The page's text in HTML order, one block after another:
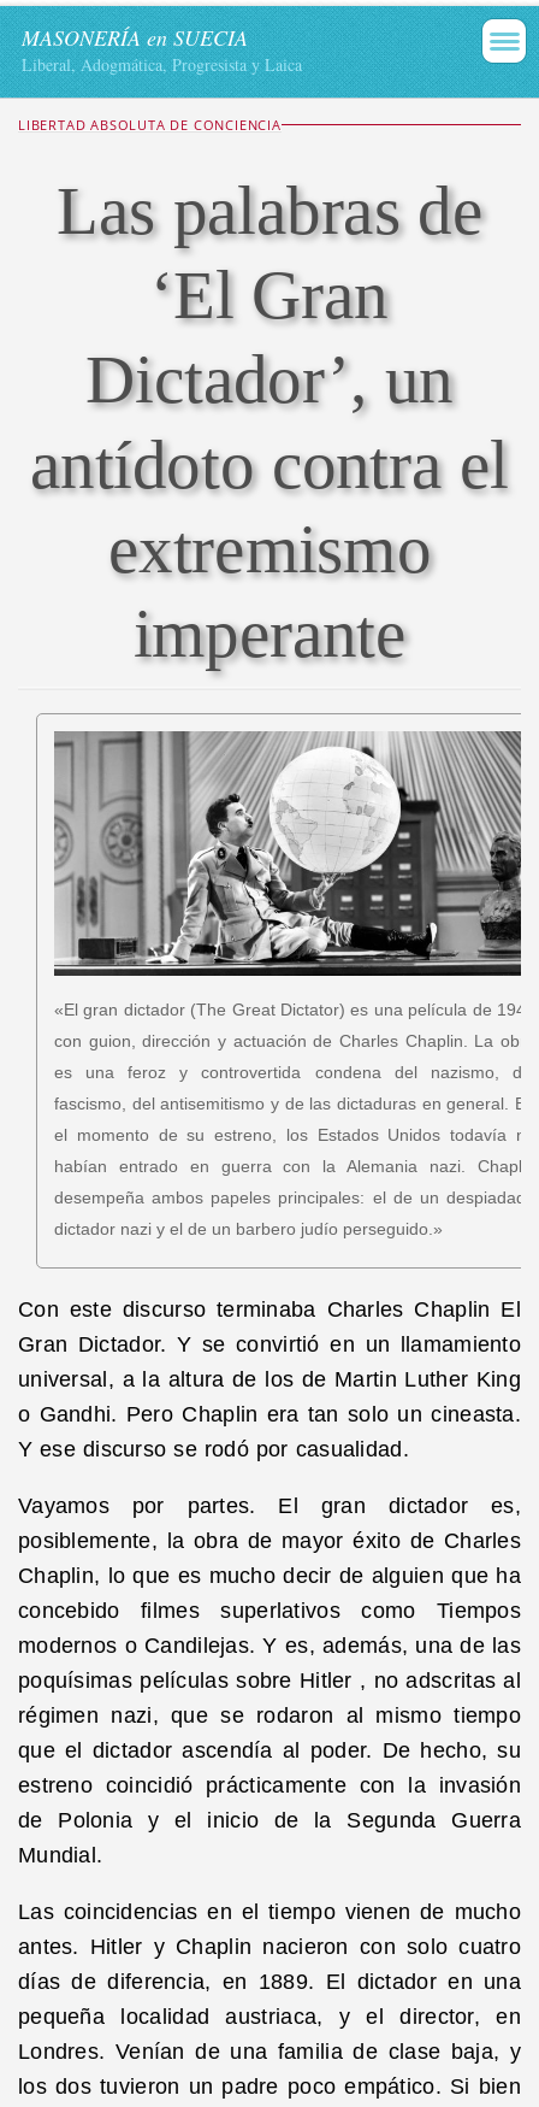
MASONERÍA en SUECIA
Liberal, Adogmática, Progresista y Laica
LIBERTAD ABSOLUTA DE CONCIENCIA
Las palabras de
‘El Gran
Dictador’, un
antídoto contra el
extremismo
imperante
«El gran dictador (The Great Dictator) es una película de 1940
con guion, dirección y actuación de Charles Chaplin. La obra
es una feroz y controvertida​ condena del nazismo, del
fascismo, del antisemitismo y de las dictaduras en general. En
el momento de su estreno, los Estados Unidos todavía no
habían entrado en guerra con la Alemania nazi. Chaplin
desempeña ambos papeles principales: el de un despiadado
dictador nazi y el de un barbero judío perseguido.»
Con este discurso terminaba Charles Chaplin El
Gran Dictador. Y se convirtió en un llamamiento
universal, a la altura de los de Martin Luther King
o Gandhi. Pero Chaplin era tan solo un cineasta.
Y ese discurso se rodó por casualidad.
Vayamos por partes. El gran dictador es,
posiblemente, la obra de mayor éxito de Charles
Chaplin, lo que es mucho decir de alguien que ha
concebido filmes superlativos como Tiempos
modernos o Candilejas. Y es, además, una de las
poquísimas películas sobre Hitler , no adscritas al
régimen nazi, que se rodaron al mismo tiempo
que el dictador ascendía al poder. De hecho, su
estreno coincidió prácticamente con la invasión
de Polonia y el inicio de la Segunda Guerra
Mundial.
Las coincidencias en el tiempo vienen de mucho
antes. Hitler y Chaplin nacieron con solo cuatro
días de diferencia, en 1889. El dictador en una
pequeña localidad austriaca, y el director, en
Londres. Venían de una familia de clase baja, y
los dos tuvieron un padre poco empático. Si bien